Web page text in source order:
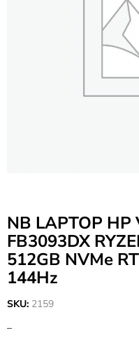
NB LAPTOP HP
FB3093DX
512GB NVMe
144Hz
SKU: 2159
–